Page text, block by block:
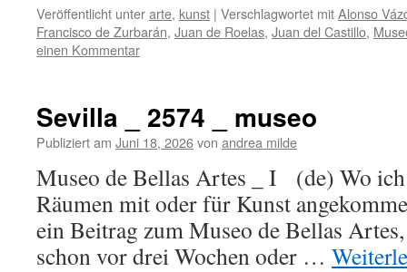
Veröffentlicht unterarte, kunst | Verschlagwortet mitAlonso
Francisco de Zurbarán, Juan de Roelas, Juan del Castillo,
einen Kommentar
Sevilla _ 2574 _ museo
Publiziert am Juni 18, 2026von andrea milde
Museo de Bellas Artes _ I (de) Wo ich
Räumen mit oder für Kunst
ein Beitrag zum Museo de Bellas
schon vor drei Wochen oder …